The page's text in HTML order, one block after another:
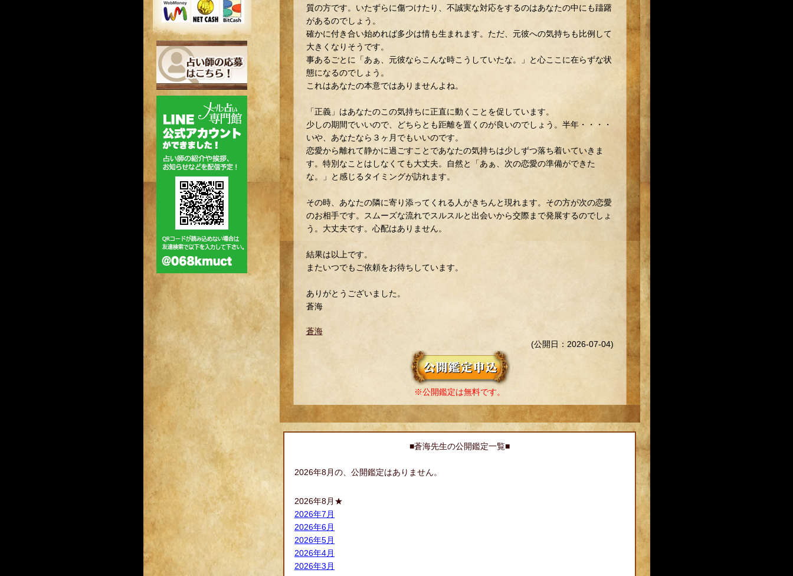
質の方です。いたずらに傷つけたり、不誠実な対応をするのはあなたの中にも躊躇
があるのでしょう。
確かに付き合い始めれば多少は情も生まれます。ただ、元彼への気持ちも比例して
大きくなりそうです。
事あるごとに「あぁ、元彼ならこんな時こうしていたな。」と心ここに在らずな状
態になるのでしょう。
これはあなたの本意ではありませんよね。
「正義」はあなたのこの気持ちに正直に動くことを促しています。
少しの期間でいいので、どちらとも距離を置くのが良いのでしょう。半年・・・・
いや、あなたなら３ヶ月でもいいのです。
恋愛から離れて静かに過ごすことであなたの気持ちは少しずつ落ち着いていきま
す。特別なことはしなくても大丈夫。自然と「あぁ、次の恋愛の準備ができた
な。」と感じるタイミングが訪れます。
その時、あなたの隣に寄り添ってくれる人がきちんと現れます。その方が次の恋愛
のお相手です。スムーズな流れでスルスルと出会いから交際まで発展するのでしょ
う。大丈夫です。心配はありません。
結果は以上です。
またいつでもご依頼をお待ちしています。
ありがとうございました。
蒼海
蒼海
(公開日：2026-07-04)
※公開鑑定は無料です。
■蒼海先生の公開鑑定一覧■
2026年8月の、公開鑑定はありません。
2026年8月★
2026年7月
2026年6月
2026年5月
2026年4月
2026年3月